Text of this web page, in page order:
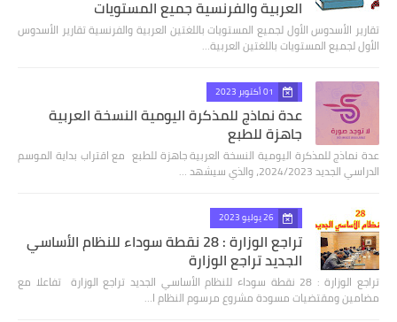
العربية والفرنسية جميع المستويات
تقارير الأسدوس الأول لجميع المستويات باللغتين العربية والفرنسية تقارير الأسدوس
الأول لجميع المستويات باللغتين العربية…
01 أكتوبر 2023
عدة نماذج للمذكرة اليومية النسخة العربية
جاهزة للطبع
عدة نماذج للمذكرة اليومية النسخة العربية جاهزة للطبع مع اقتراب بداية الموسم
الدراسي الجديد 2024/2023، والذي سيشهد …
26 يوليو 2023
تراجع الوزارة : 28 نقطة سوداء للنظام الأساسي
الجديد تراجع الوزارة
تراجع الوزارة : 28 نقطة سوداء للنظام الأساسي الجديد تراجع الوزارة تفاعلا مع
مضامين ومقتضيات مسودة مشروع مرسوم النظام ا…